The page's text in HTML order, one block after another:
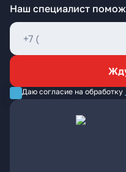
Наш специалист
Даю согласие на обработку